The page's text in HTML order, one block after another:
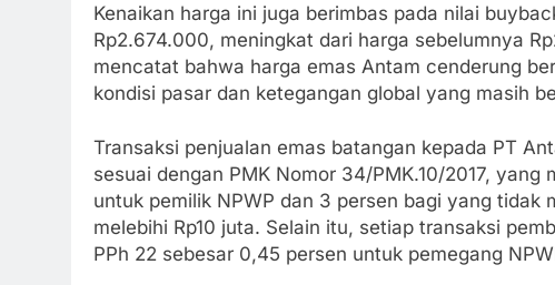
Kenaikan harga ini juga berimbas pada nilai
Rp2.674.000, meningkat dari harga sebelumnya
mencatat bahwa harga emas Antam cenderung
kondisi pasar dan ketegangan global yang masih
Transaksi penjualan emas batangan kepada PT
sesuai dengan PMK Nomor 34/PMK.10/2017,
untuk pemilik NPWP dan 3 persen bagi yang tidak
melebihi Rp10 juta. Selain itu, setiap transaksi
PPh 22 sebesar 0,45 persen untuk pemegang